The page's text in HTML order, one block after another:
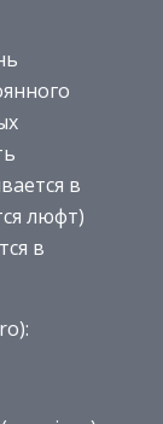
в
люфт)
в